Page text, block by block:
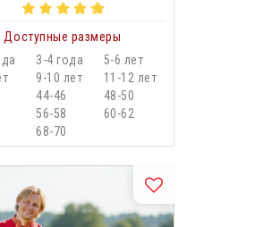
Доступные размеры
3-4 года
5-6 лет
9-10 лет
11-12 лет
44-46
48-50
56-58
60-62
68-70